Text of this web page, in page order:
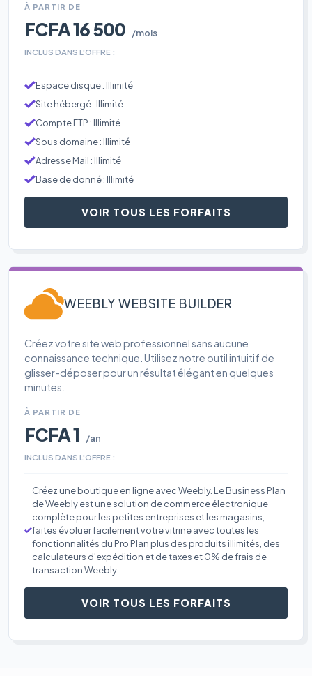
À PARTIR DE
FCFA 16 500 /mois
INCLUS DANS L'OFFRE :
Espace disque : Illimité
Site hébergé : Illimité
Compte FTP : Illimité
Sous domaine : Illimité
Adresse Mail : Illimité
Base de donné : Illimité
VOIR TOUS LES FORFAITS
WEEBLY WEBSITE BUILDER
Créez votre site web professionnel sans aucune
connaissance technique. Utilisez notre outil intuitif de
glisser-déposer pour un résultat élégant en quelques
minutes.
À PARTIR DE
FCFA 1 /an
INCLUS DANS L'OFFRE :
Créez une boutique en ligne avec Weebly. Le Business Plan
de Weebly est une solution de commerce électronique
complète pour les petites entreprises et les magasins,
faites évoluer facilement votre vitrine avec toutes les
fonctionnalités du Pro Plan plus des produits illimités, des
calculateurs d'expédition et de taxes et 0% de frais de
transaction Weebly.
VOIR TOUS LES FORFAITS